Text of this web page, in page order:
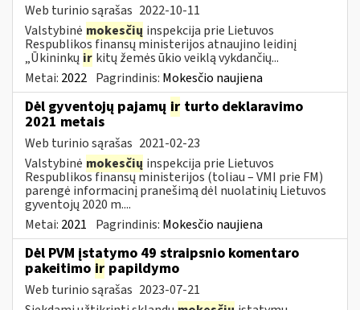
Web turinio sąrašas 2022-10-11
Valstybinė mokesčių inspekcija prie Lietuvos
Respublikos finansų ministerijos atnaujino leidinį
„Ūkininkų ir kitų žemės ūkio veiklą vykdančių...
Metai: 2022 Pagrindinis: Mokesčio naujiena
Dėl gyventojų pajamų ir turto deklaravimo
2021 metais
Web turinio sąrašas 2021-02-23
Valstybinė mokesčių inspekcija prie Lietuvos
Respublikos finansų ministerijos (toliau – VMI prie FM)
parengė informacinį pranešimą dėl nuolatinių Lietuvos
gyventojų 2020 m....
Metai: 2021 Pagrindinis: Mokesčio naujiena
Dėl PVM įstatymo 49 straipsnio komentaro
pakeitimo ir papildymo
Web turinio sąrašas 2023-07-21